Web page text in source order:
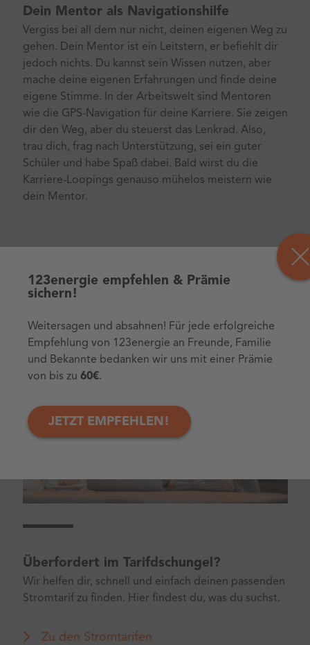
Dein Mentor als Navigationshilfe
Vergiss bei all dem nur nicht, deinen eigenen Weg zu
gehen. Dein Mentor ist ein Leitstern, er befiehlt dir
jedoch nichts. Du kannst sein Wissen nutzen, aber
mache deine eigenen Erfahrungen und finde deine
eigene Stimme. In der Arbeitswelt sind Mentoren
wie die GPS-Navigation für deine Karriere. Sie zeigen
dir den Weg, aber du steuerst das Lenkrad. Also,
trau dich, frag nach Unterstützung, sei ein guter
Schüler und habe Spaß dabei. Bald wirst du die
Karriere-Loopings genauso mühelos meistern wie
dein Mentor.
Überfordert im Tarifdschungel?
Wir helfen dir, schnell und einfach deinen passenden
Stromtarif zu finden. Hier findest du, was du suchst.
Zu den Stromtarifen
123energie empfehlen & Prämie
sichern!
Weitersagen und absahnen! Für jede erfolgreiche
Empfehlung von 123energie an Freunde, Familie
und Bekannte bedanken wir uns mit einer Prämie
von bis zu 60€.
JETZT EMPFEHLEN!